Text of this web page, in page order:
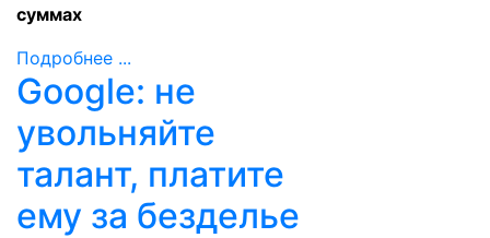
суммах
Подробнее ...
Google: не
увольняйте
талант, платите
ему за безделье